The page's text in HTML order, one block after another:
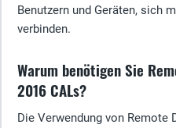
Benutzern und Geräten, sich
verbinden.
Warum benötigen Sie
2016 CALs?
Die Verwendung von Remote